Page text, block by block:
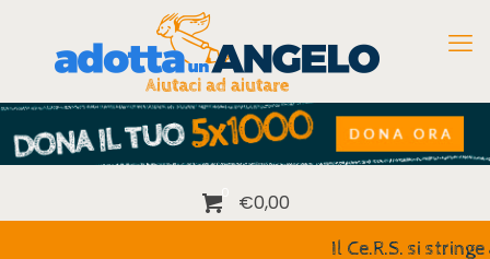
0 €0,00
Il Ce.R.S. si stringe